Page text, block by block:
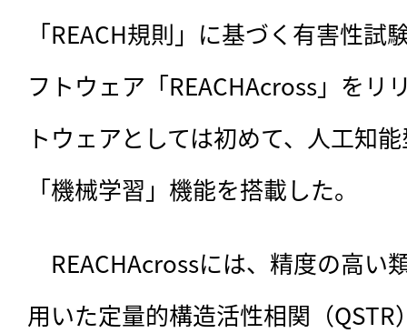
「REACH規則」に基づく有害性
フトウェア「REACHAcross」をリ
トウェアとしては初めて、人工知
「機械学習」機能を搭載した。
REACHAcrossには、精度の高い
用いた定量的構造活性相関（